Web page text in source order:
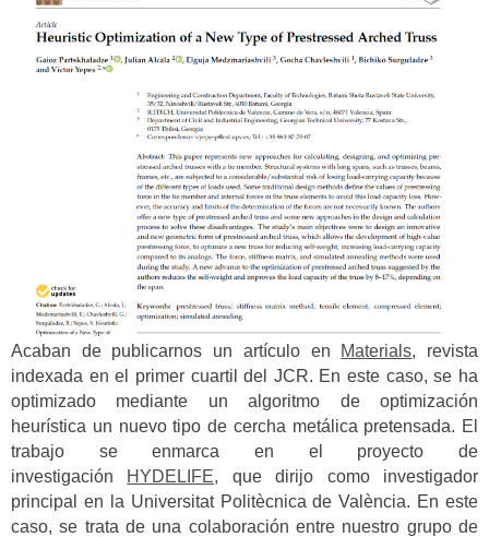
Acaban de publicarnos un artículo en Materials, revista
indexada en el primer cuartil del JCR. En este caso, se ha
optimizado mediante un algoritmo de optimización
heurística un nuevo tipo de cercha metálica pretensada. El
trabajo se enmarca en el proyecto de
investigación HYDELIFE, que dirijo como investigador
principal en la Universitat Politècnica de València. En este
caso, se trata de una colaboración entre nuestro grupo de